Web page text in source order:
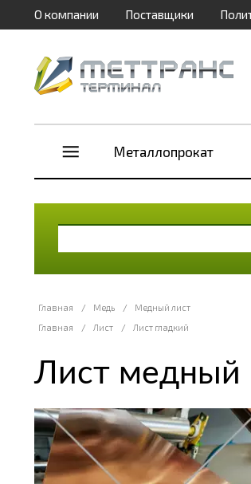
О компании Поставщики
Металлопрокат
Главная / Медь /
Медный лист
Главная
/ Лист / Лист гладкий
Лист медный